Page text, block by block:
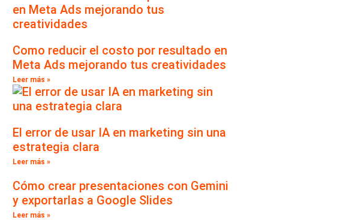
Como reducir el costo por resultado en
Meta Ads mejorando tus creatividades
Leer más »
El error de usar IA en marketing sin una
estrategia clara
Leer más »
Cómo crear presentaciones con Gemini
y exportarlas a Google Slides
Leer más »